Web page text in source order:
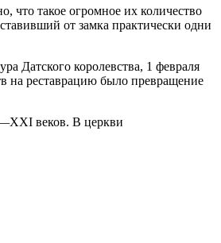
что такое огромное их количество
от замка практически одни
Датского королевства, 1 февраля
на реставрацию было превращение
веков. В церкви